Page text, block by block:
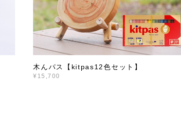
木んパス【kitpas12色セット】
¥15,700